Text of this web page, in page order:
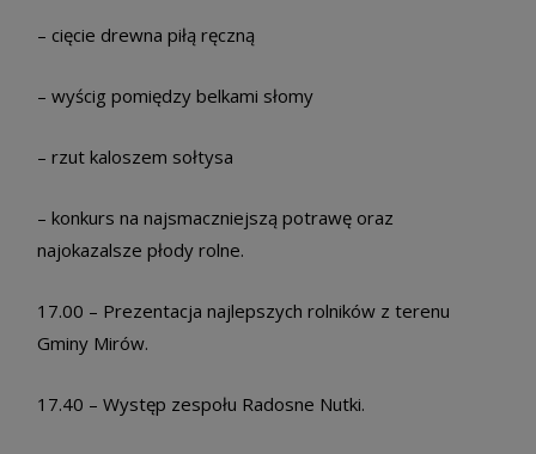
– cięcie drewna piłą ręczną
– wyścig pomiędzy belkami słomy
– rzut kaloszem sołtysa
– konkurs na najsmaczniejszą potrawę oraz
najokazalsze płody rolne.
17.00 – Prezentacja najlepszych rolników z terenu
Gminy Mirów.
17.40 – Występ zespołu Radosne Nutki.